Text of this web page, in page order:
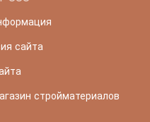
сайта
стройматериалов